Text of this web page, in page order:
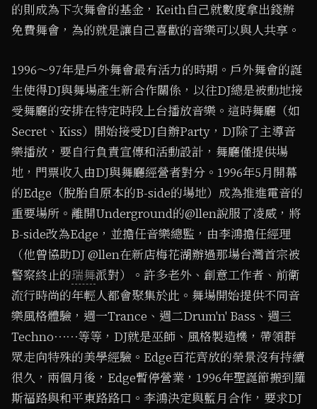
的則成為下次舞會的基金，Keith自己就數度拿出錢辦
免費舞會，為的就是讓自己喜歡的音樂可以與人共享。
1996～97年是戶外舞會最有活力的時期。戶外舞會的誕
生使得DJ與舞場產生新合作關係，以往DJ總是被動地接
受舞廳的安排在特定時段上台播放音樂。這時舞廳（如
Secret、Kiss）開始接受DJ自辦Party，DJ除了主導音
樂播放，要自行負責宣傳和活動設計，舞廳僅提供場
地，門票收入由DJ與舞廳經營者對分。1996年5月開幕
的Edge（脫胎自原本的B-side的場地）成為推進電音的
重要場所。離開Underground的@llen說服了凌威，將
B-side改為Edge，並擔任音樂總監，由李鴻擔任經理
（他曾協助DJ @llen在新店梅花湖辦過那場台灣首宗被
警察終止的瑞舞派對）。許多老外、創意工作者、前衛
流行時尚的年輕人都會聚集於此。舞場開始提供不同音
樂風格體驗，週一Trance、週二Drum'n' Bass、週三
Techno⋯⋯等等，DJ就是巫師、風格製造機，帶領群
眾走向特殊的美學經驗。Edge百花齊放的榮景沒有持續
很久，兩個月後，Edge暫停營業，1996年聖誕節搬到羅
斯福路與和平東路路口。李鴻決定與藍月合作，要求DJ